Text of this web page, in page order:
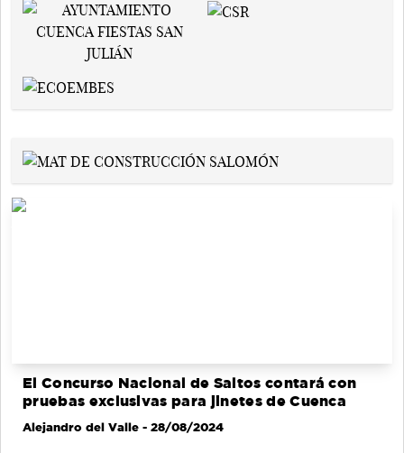
El Concurso Nacional de Saltos contará con
pruebas exclusivas para jinetes de Cuenca
Alejandro del Valle - 28/08/2024